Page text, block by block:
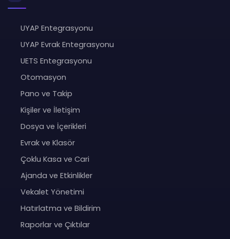
UYAP Entegrasyonu
UYAP Evrak Entegrasyonu
UETS Entegrasyonu
Otomasyon
Pano ve Takip
Kişiler ve İletişim
Dosya ve İçerikleri
Evrak ve Klasör
Çoklu Kasa ve Cari
Ajanda ve Etkinlikler
Vekalet Yönetimi
Hatırlatma ve Bildirim
Raporlar ve Çıktılar